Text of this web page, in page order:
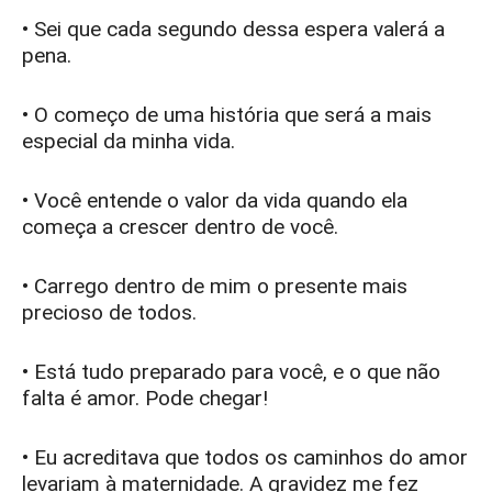
• Sei que cada segundo dessa espera valerá a
pena.
• O começo de uma história que será a mais
especial da minha vida.
• Você entende o valor da vida quando ela
começa a crescer dentro de você.
• Carrego dentro de mim o presente mais
precioso de todos.
• Está tudo preparado para você, e o que não
falta é amor. Pode chegar!
• Eu acreditava que todos os caminhos do amor
levariam à maternidade. A gravidez me fez